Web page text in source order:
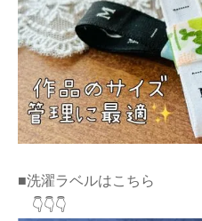
■洗濯ラベルはこちら
👇👇👇